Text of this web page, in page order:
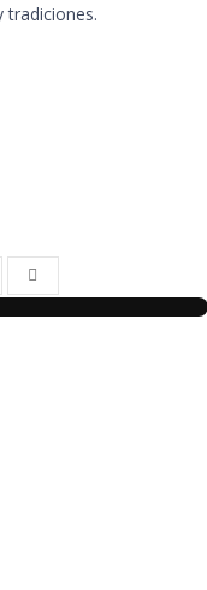
tradiciones.
PageLast Page